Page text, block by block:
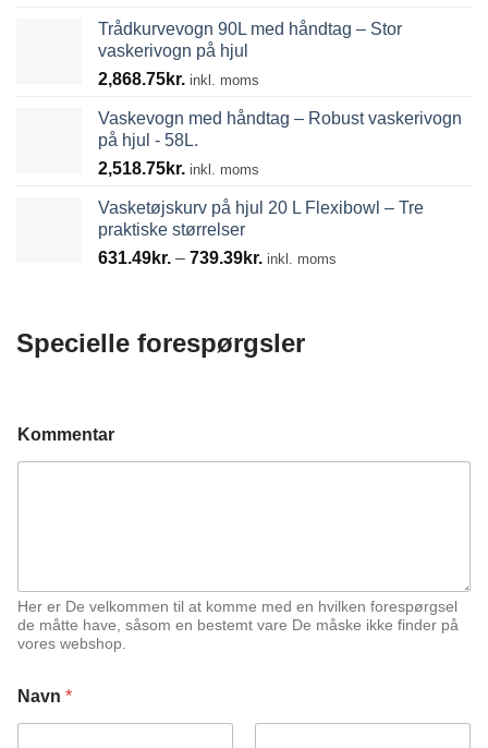
Trådkurvevogn 90L med håndtag – Stor
vaskerivogn på hjul
2,868.75kr. inkl. moms
Vaskevogn med håndtag – Robust vaskerivogn
på hjul - 58L.
2,518.75kr. inkl. moms
Vasketøjskurv på hjul 20 L Flexibowl – Tre
praktiske størrelser
631.49kr. – 739.39kr. Prisinterval:
inkl. moms
Specielle forespørgsler
Kommentar
Her er De velkommen til at komme med en hvilken forespørgsel
de måtte have, såsom en bestemt vare De måske ikke finder på
vores webshop.
Navn *